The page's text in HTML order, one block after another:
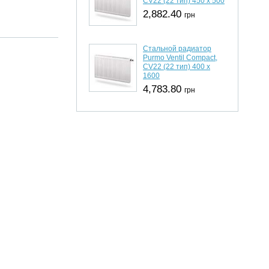
2,882.40 грн
Стальной радиатор
Purmo Ventil Compact,
CV22 (22 тип) 400 х
1600
4,783.80 грн